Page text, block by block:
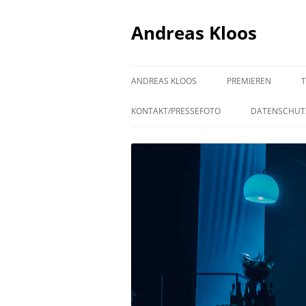
Andreas Kloos
ANDREAS KLOOS PREMIEREN
KONTAKT/PRESSEFOTO